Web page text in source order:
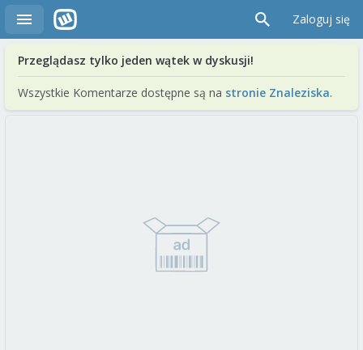
Zaloguj się
Przeglądasz tylko jeden wątek w dyskusji!
Wszystkie Komentarze dostępne są na stronie Znaleziska.